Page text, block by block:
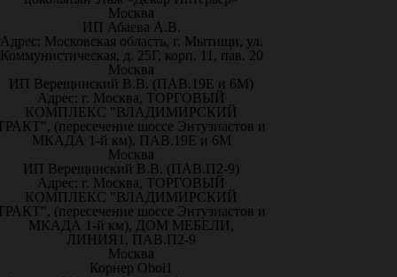
Москва
ИП Абаева А.В.
Адрес: Московская область, г. Мытищи, ул.
Коммунистическая, д. 25Г, корп. 11, пав. 20
Москва
ИП Верещинский В.В. (ПАВ.19Е и 6М)
Адрес: г. Москва, ТОРГОВЫЙ
КОМПЛЕКС "ВЛАДИМИРСКИЙ
(пересечение шоссе Энтузиастов и
МКАДА 1-й км), ПАВ.19Е и 6М
Москва
ИП Верещинский В.В. (ПАВ.П2-9)
Адрес: г. Москва, ТОРГОВЫЙ
КОМПЛЕКС "ВЛАДИМИРСКИЙ
(пересечение шоссе Энтузиастов и
МКАДА 1-й км), ДОМ МЕБЕЛИ,
ЛИНИЯ1, ПАВ.П2-9
Москва
Корнер Oboi1